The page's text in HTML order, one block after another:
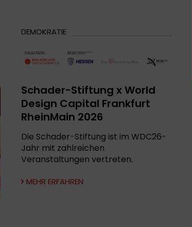
DEMOKRATIE
Schader-Stiftung x World
Design Capital Frankfurt
RheinMain 2026
Die Schader-Stiftung ist im WDC26-
Jahr mit zahlreichen
Veranstaltungen vertreten.
MEHR ERFAHREN